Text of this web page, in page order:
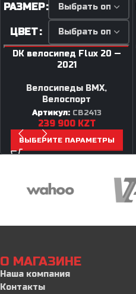
РАЗМЕР
ЦВЕТ
DK велосипед Flux 20 —
2021
Велосипеды BMX,
Велоспорт
Артикул: CB2413
239 900 KZT
ВЫБЕРИТЕ ПАРАМЕТРЫ
О МАГАЗИНЕ
Наша компания
Контакты